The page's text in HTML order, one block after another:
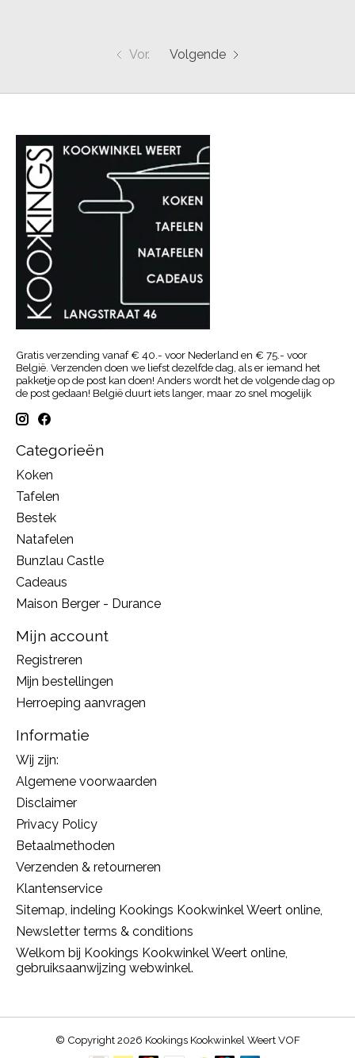
Vor. Volgende
Gratis verzending vanaf € 40.- voor Nederland en € 75.- voor
België. Verzenden doen we liefst dezelfde dag, als er iemand het
pakketje op de post kan doen! Anders wordt het de volgende dag op
de post gedaan! België duurt iets langer, maar zo snel mogelijk
Categorieën
Koken
Tafelen
Bestek
Natafelen
Bunzlau Castle
Cadeaus
Maison Berger - Durance
Mijn account
Registreren
Mijn bestellingen
Herroeping aanvragen
Informatie
Wij zijn:
Algemene voorwaarden
Disclaimer
Privacy Policy
Betaalmethoden
Verzenden & retourneren
Klantenservice
Sitemap, indeling Kookings Kookwinkel Weert online,
Newsletter terms & conditions
Welkom bij Kookings Kookwinkel Weert online,
gebruiksaanwijzing webwinkel.
© Copyright 2026 Kookings Kookwinkel Weert VOF